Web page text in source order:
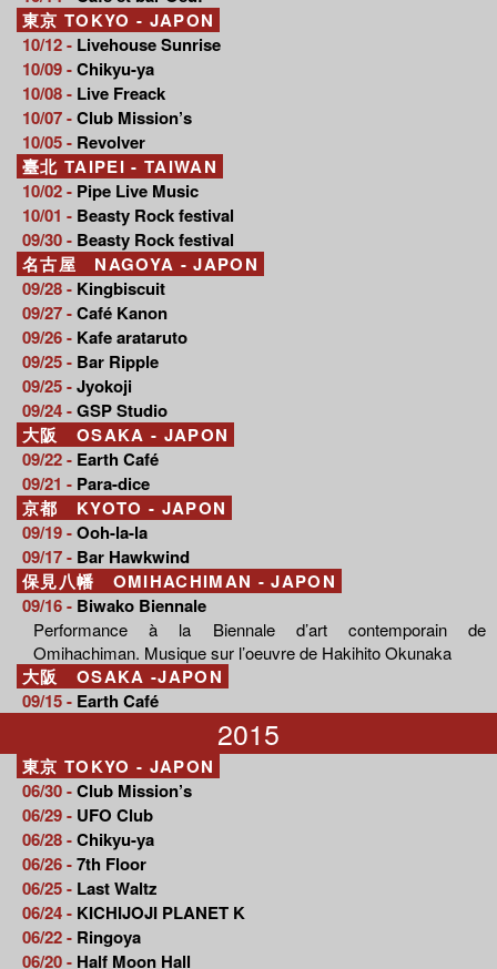
東京 TOKYO - JAPON
10/12 - Livehouse Sunrise
10/09 -Chikyu-ya
10/08 - Live Freack
10/07 -Club Mission’s
10/05 - Revolver
臺北 TAIPEI - TAIWAN
10/02 - Pipe Live Music
10/01 - Beasty Rock festival
09/30 - Beasty Rock festival
名古屋 NAGOYA - JAPON
09/28 - Kingbiscuit
09/27 -Café Kanon
09/26 - Kafe arataruto
09/25 - Bar Ripple
09/25 -Jyokoji
09/24 -GSP Studio
大阪 OSAKA - JAPON
09/22 - Earth Café
09/21 - Para-dice
京都 KYOTO - JAPON
09/19 -Ooh-la-la
09/17 - Bar Hawkwind
保見八幡 OMIHACHIMAN - JAPON
09/16 - Biwako Biennale
Performance à la Biennale d’art contemporain de
Omihachiman. Musique sur l’oeuvre de Hakihito Okunaka
大阪 OSAKA -JAPON
09/15 - Earth Café
2015
東京 TOKYO - JAPON
06/30 -Club Mission’s
06/29 - UFO Club
06/28 -Chikyu-ya
06/26 -7th Floor
06/25 - Last Waltz
06/24 - KICHIJOJI PLANET K
06/22 - Ringoya
06/20 - Half Moon Hall